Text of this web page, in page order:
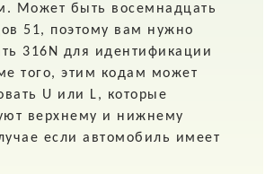
Может быть восемнадцать
51, поэтому вам нужно
316N для идентификации
того, этим кодам может
U или L, которые
верхнему и нижнему
если автомобиль имеет